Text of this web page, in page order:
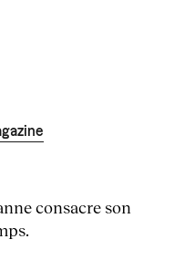
consacre son